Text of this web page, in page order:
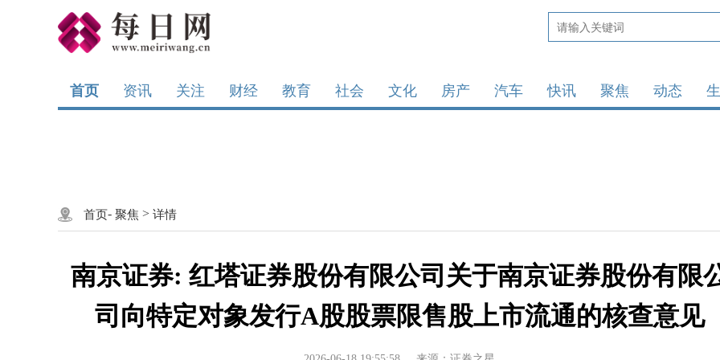
首页 资讯 关注 财经 教育 社会 文化 房产 汽车 快讯 聚焦 动态
首页- 聚焦 > 详情
南京证券: 红塔证券股份有限公司关于南京证券股份有限
司向特定对象发行A股股票限售股上市流通的核查意见